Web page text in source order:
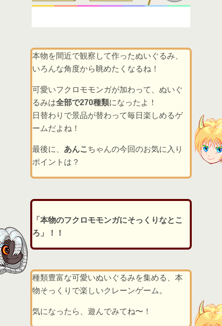
本物を間近で観察して作ったぬいぐるみ、
いろんな角度から眺めたくなるね！
可愛いフクロモモンガが加わって、ぬいぐ
るみは全部で270種類になったよ！
日替わりで景品が替わって毎日楽しめるゲ
ームだよね！
最後に、 あんこ ちゃんの今回のお気に入り
ポイントは？
「本物のフクロモモンガにそっくりなとこ
ろ」！！
種類豊富な可愛いぬいぐるみを集める、本
物そっくりで楽しいクレーンゲーム。
気になったら、遊んでみてね〜！